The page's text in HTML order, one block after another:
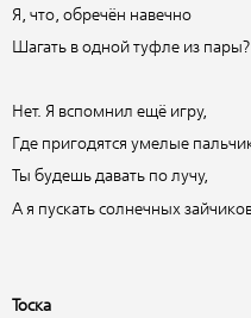
Я, что, обречён навечно
Шагать в одной туфле из пары?
Нет. Я вспомнил ещё игру,
Где пригодятся умелые
Ты будешь давать по лучу,
А я пускать солнечных
Тоска